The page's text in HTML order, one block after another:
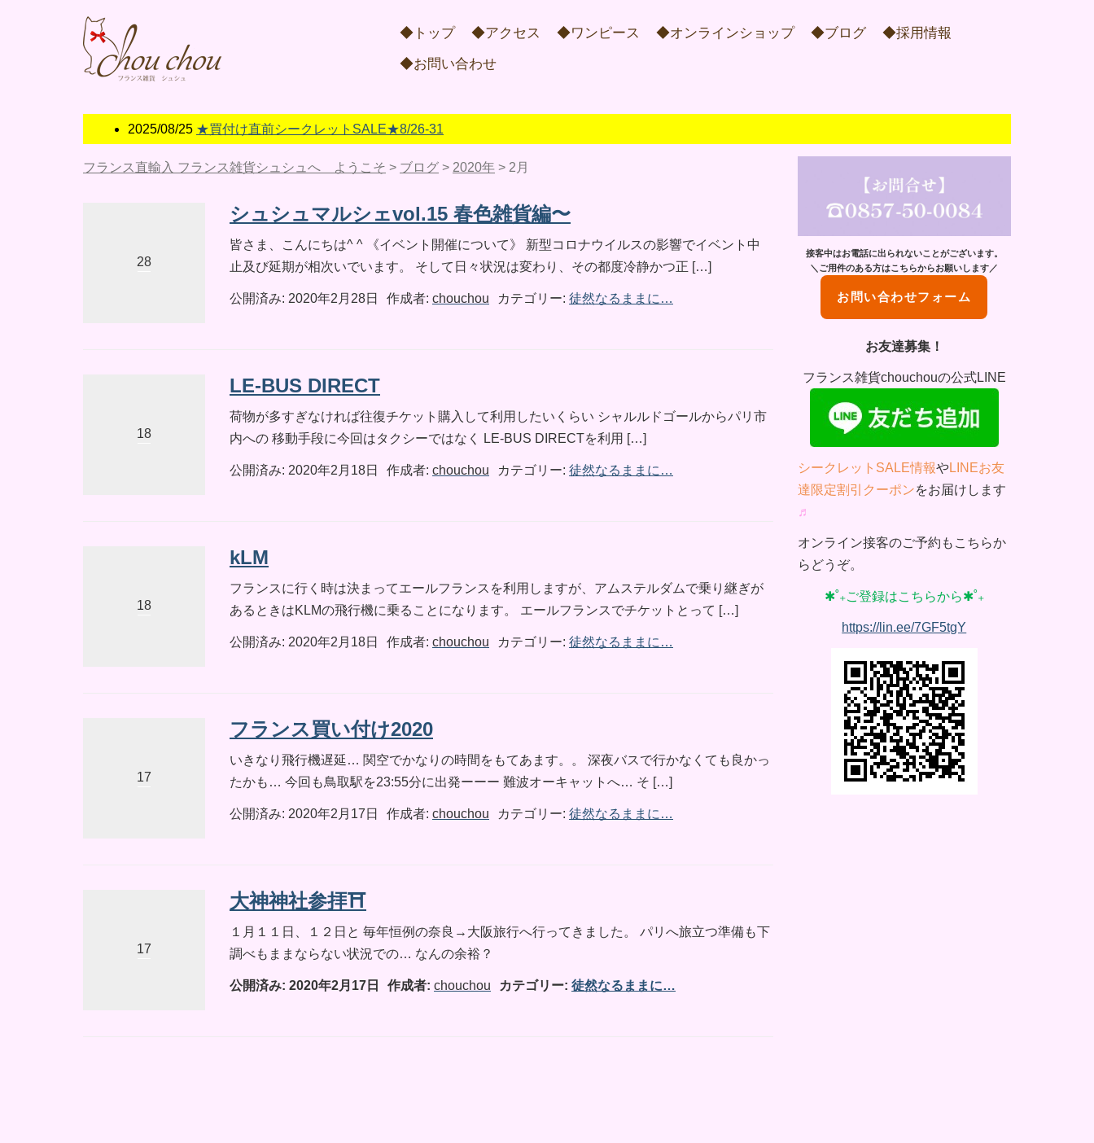
◆トップ ◆アクセス ◆ワンピース ◆オンラインショップ ◆ブログ
◆採用情報
◆お問い合わせ
2025/08/25 ★買付け直前シークレットSALE★8/26-31
フランス直輸入 フランス雑貨シュシュへ ようこそ > ブログ > 2020年 > 2月
28
シュシュマルシェvol.15 春色雑貨編〜
皆さま、こんにちは^ ^ 《イベント開催について》 新型コロナウイルスの影響でイベント中
止及び延期が相次いでいます。 そして日々状況は変わり、その都度冷静かつ正 […]
公開済み: 2020年2月28日 作成者: chouchou カテゴリー: 徒然なるままに…
18
LE-BUS DIRECT
荷物が多すぎなければ往復チケット購入して利用したいくらい シャルルドゴールからパリ市
内への 移動手段に今回はタクシーではなく LE-BUS DIRECTを利用 […]
公開済み: 2020年2月18日 作成者: chouchou カテゴリー: 徒然なるままに…
18
kLM
フランスに行く時は決まってエールフランスを利用しますが、アムステルダムで乗り継ぎが
あるときはKLMの飛行機に乗ることになります。 エールフランスでチケットとって […]
公開済み: 2020年2月18日 作成者: chouchou カテゴリー: 徒然なるままに…
17
フランス買い付け2020
いきなり飛行機遅延… 関空でかなりの時間をもてあます。。 深夜バスで行かなくても良かっ
たかも… 今回も鳥取駅を23:55分に出発ーーー 難波オーキャットへ… そ […]
公開済み: 2020年2月17日 作成者: chouchou カテゴリー: 徒然なるままに…
17
大神神社参拝⛩
１月１１日、１２日と 毎年恒例の奈良→大阪旅行へ行ってきました。 パリへ旅立つ準備も下
調べもままならない状況での… なんの余裕？
公開済み: 2020年2月17日 作成者: chouchou カテゴリー: 徒然なるままに…
接客中はお電話に出られないことがございます。
＼ご用件のある方はこちらからお願いします／
お問い合わせフォーム
お友達募集！
フランス雑貨chouchouの公式LINE
シークレットSALE情報やLINEお友
達限定割引クーポンをお届けします
♬
オンライン接客のご予約もこちらか
らどうぞ。
✱˚₊ご登録はこちらから✱˚₊
https://lin.ee/7GF5tgY